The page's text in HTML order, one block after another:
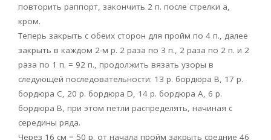
повторить раппорт, закончить 2 п. после стрелки а,
кром.
Теперь закрыть с обеих сторон для пройм по 4 п., далее
закрыть в каждом 2-м р. 2 раза по 3 п., 2 раза по 2 п. и 2
раза по 1 п. = 92 п., продолжить вязать узоры в
следующей последовательности: 13 р. бордюра В, 17 р.
бордюра С, 20 р. бордюра D, 14 р. бордюра А, 6 р.
бордюра В, при этом петли распределять, начиная с
середины ряда.
Через 16 см = 50 р. от начала пройм закрыть средние 46